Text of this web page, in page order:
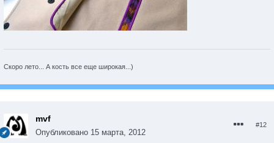
Скоро лето... А кость все еще широкая...)
mvf
Опубликовано 15 марта, 2012
#12